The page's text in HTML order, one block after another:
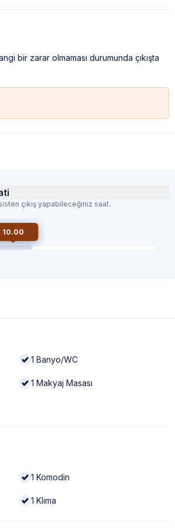
bir zarar olmaması durumunda çıkışta
çıkış yapabileceğiniz saat.
10.00
1 Banyo/WC
1 Makyaj Masası
1 Komodin
1 Klima